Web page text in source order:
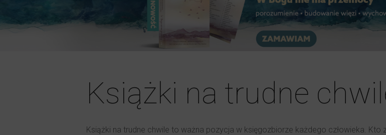
Książki na trudne
Książki na trudne chwile to ważna pozycja w księgozbiorze każdego człowieka. Kto